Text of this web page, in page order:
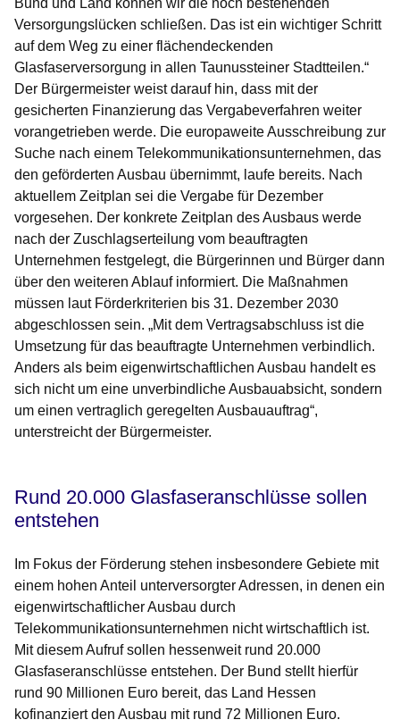
Bund und Land können wir die noch bestehenden
Versorgungslücken schließen. Das ist ein wichtiger Schritt
auf dem Weg zu einer flächendeckenden
Glasfaserversorgung in allen Taunussteiner Stadtteilen.“
Der Bürgermeister weist darauf hin, dass mit der
gesicherten Finanzierung das Vergabeverfahren weiter
vorangetrieben werde. Die europaweite Ausschreibung zur
Suche nach einem Telekommunikationsunternehmen, das
den geförderten Ausbau übernimmt, laufe bereits. Nach
aktuellem Zeitplan sei die Vergabe für Dezember
vorgesehen. Der konkrete Zeitplan des Ausbaus werde
nach der Zuschlagserteilung vom beauftragten
Unternehmen festgelegt, die Bürgerinnen und Bürger dann
über den weiteren Ablauf informiert. Die Maßnahmen
müssen laut Förderkriterien bis 31. Dezember 2030
abgeschlossen sein. „Mit dem Vertragsabschluss ist die
Umsetzung für das beauftragte Unternehmen verbindlich.
Anders als beim eigenwirtschaftlichen Ausbau handelt es
sich nicht um eine unverbindliche Ausbauabsicht, sondern
um einen vertraglich geregelten Ausbauauftrag“,
unterstreicht der Bürgermeister.
Rund 20.000 Glasfaseranschlüsse sollen
entstehen
Im Fokus der Förderung stehen insbesondere Gebiete mit
einem hohen Anteil unterversorgter Adressen, in denen ein
eigenwirtschaftlicher Ausbau durch
Telekommunikationsunternehmen nicht wirtschaftlich ist.
Mit diesem Aufruf sollen hessenweit rund 20.000
Glasfaseranschlüsse entstehen. Der Bund stellt hierfür
rund 90 Millionen Euro bereit, das Land Hessen
kofinanziert den Ausbau mit rund 72 Millionen Euro.